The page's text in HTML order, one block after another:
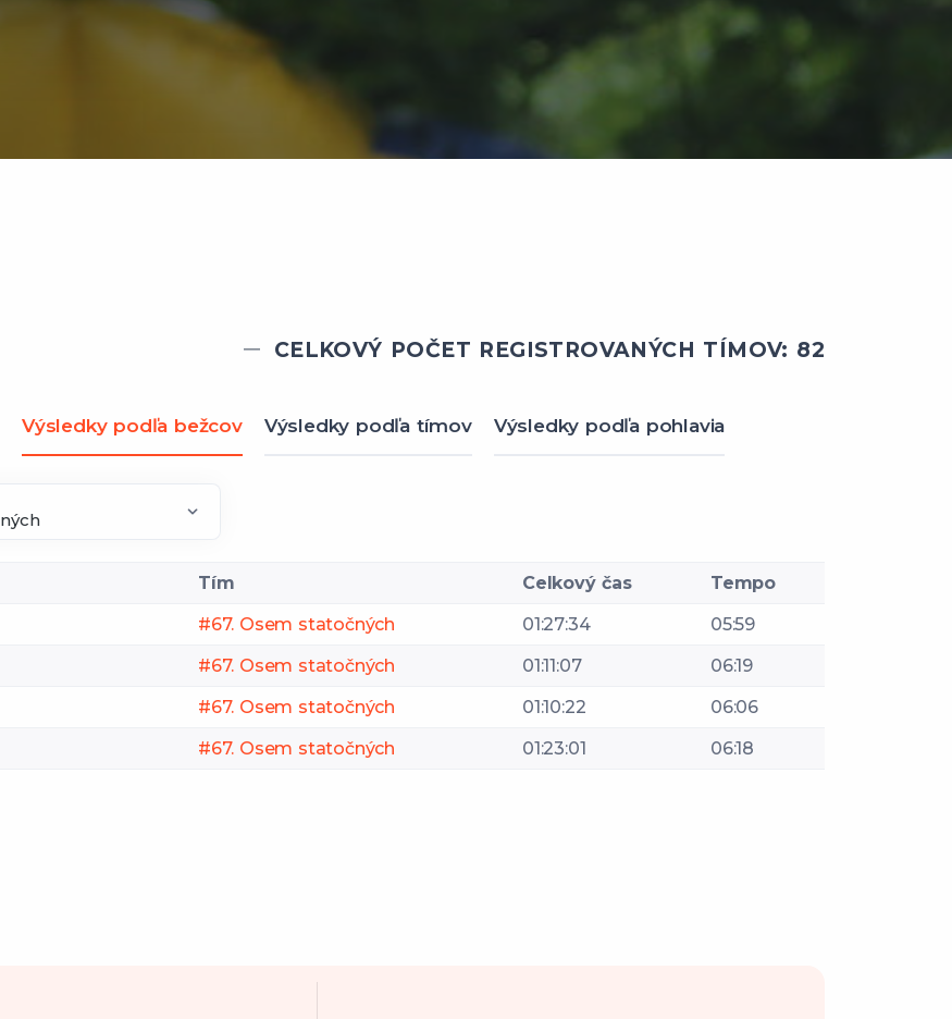
CELKOVÝ POČET REGISTROVANÝCH TÍMOV: 82
Výsledky podľa bežcov Výsledky podľa tímov Výsledky podľa pohlavia
Tím Celkový čas
Tempo
#67. Osem statočných 01:27:34
05:59
#67. Osem statočných 01:11:07
06:19
#67. Osem statočných 01:10:22
06:06
#67. Osem statočných 01:23:01 06:18